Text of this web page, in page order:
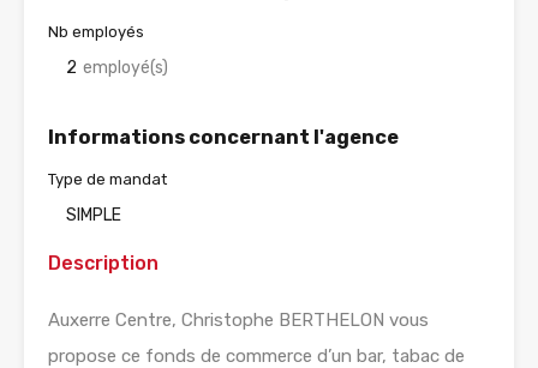
Nb employés
2 employé(s)
Informations concernant l'agence
Type de mandat
SIMPLE
Description
Auxerre Centre, Christophe BERTHELON vous
propose ce fonds de commerce d’un bar, tabac de